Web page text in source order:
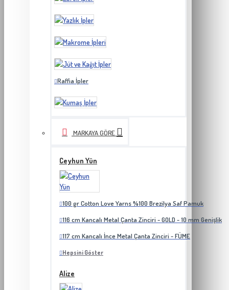
Raffia İpler
MARKAYA GÖRE
Ceyhun Yün
100 gr Cotton Love Yarns %100 Brezilya Saf Pamuk
116 cm Kancalı Metal Çanta Zinciri - GOLD - 10 mm Genişlik
117 cm Kancalı İnce Metal Çanta Zinciri - FÜME
Hepsini Göster
Alize